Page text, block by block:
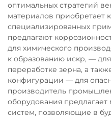
оптимальных стратегий
материалов приобретает
специализированных
предлагают
для химического
к образованию искр, —
переработке зерна, а
конфигурации — для
производитель
оборудования
систем, позволяющие в